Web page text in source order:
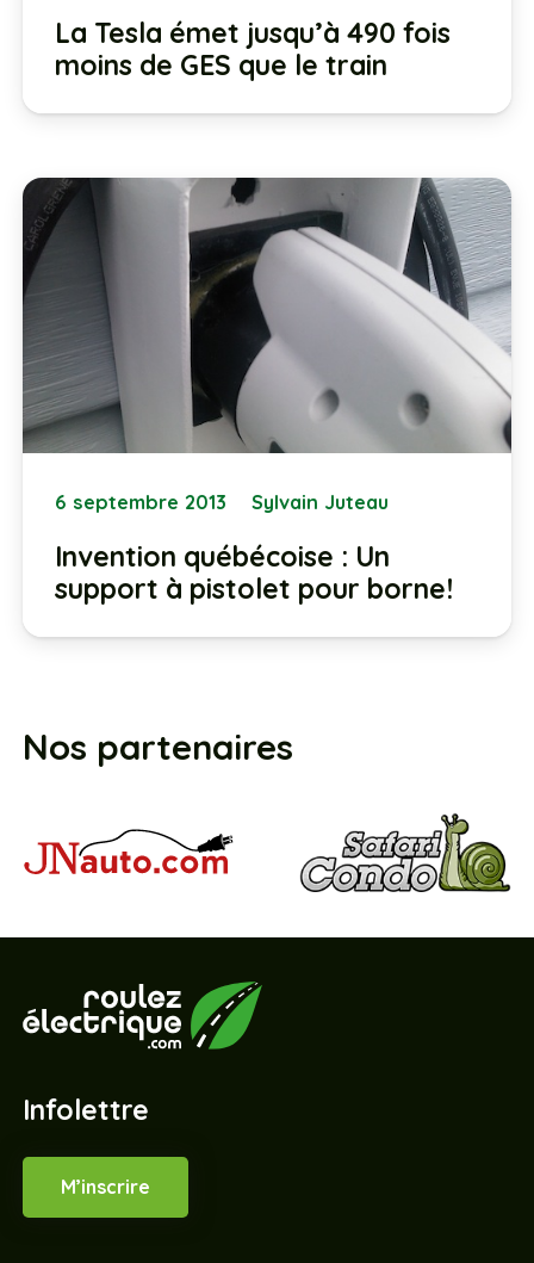
La Tesla émet jusqu’à 490 fois
moins de GES que le train
6 septembre 2013 Sylvain Juteau
Invention québécoise : Un
support à pistolet pour borne!
Nos partenaires
Infolettre
M’inscrire